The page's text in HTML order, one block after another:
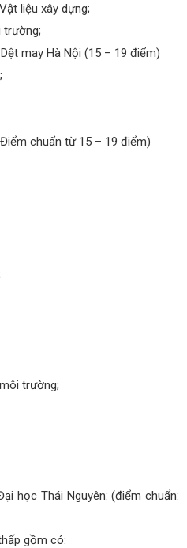
liệu xây dựng;
trường;
may Hà Nội (15 – 19 điểm)
chuẩn từ 15 – 19 điểm)
trường;
học Thái Nguyên: (điểm chuẩn:
gồm có: